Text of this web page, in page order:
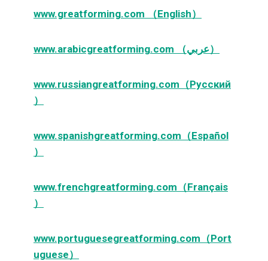
www.greatforming.com （English）
www.arabicgreatforming.com （عربي）
www.russiangreatforming.com（Русский
）
www.spanishgreatforming.com（Español
）
www.frenchgreatforming.com（Français
）
www.portuguesegreatforming.com（Port
uguese）